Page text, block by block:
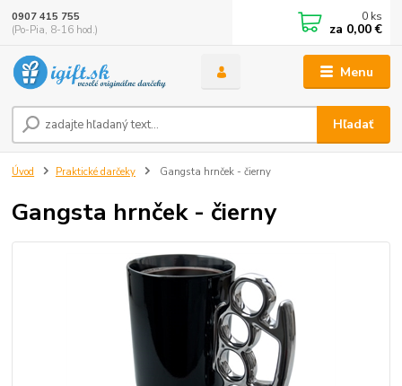
Menu
Hľadať
0907 415 755
(Po-Pia, 8-16 hod.)
0 ks
za 0,00 €
Úvod Praktické darčeky Gangsta hrnček - čierny
Gangsta hrnček - čierny